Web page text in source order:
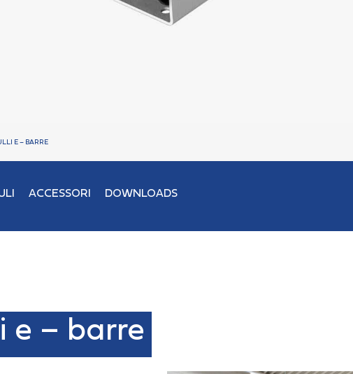
E – BARRE
ACCESSORI DOWNLOADS
e – barre